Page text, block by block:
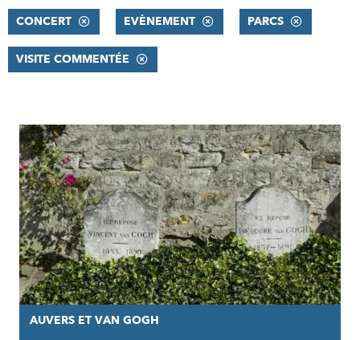
CONCERT EVÈNEMENT PARCS
VISITE COMMENTÉE
RÉSULTATS
AUVERS ET VAN GOGH